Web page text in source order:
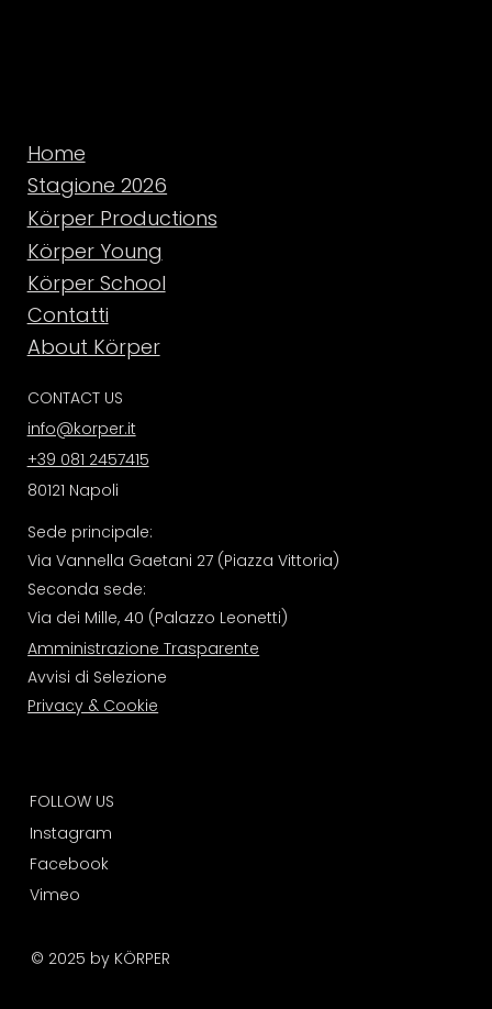
Home
Stagione 2026
Körper Productions
Körper Young
Körper School
Contatti
About Körper
FOLLOW US
Instagram
Facebook
Vimeo
CONTACT US
info@korper.it
+39 081 2457415
Sede principale:
Via Vannella Gaetani 27 (Piazza Vittoria)
Seconda sede:
Via dei Mille, 40 (Palazzo Leonetti)
Amministrazione Trasparente
Avvisi di Selezione
Privacy & Cookie
80121 Napoli
© 2025 by KÖRPER